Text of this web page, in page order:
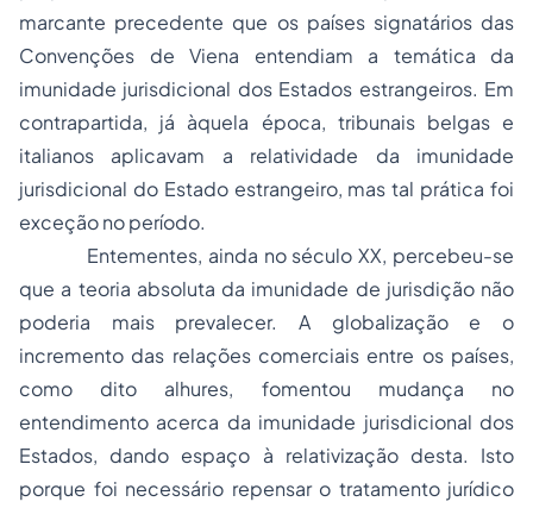
marcante precedente que os países signatários das
Convenções de Viena entendiam a temática da
imunidade jurisdicional dos Estados estrangeiros. Em
contrapartida, já àquela época, tribunais belgas e
italianos aplicavam a relatividade da imunidade
jurisdicional do Estado estrangeiro, mas tal prática foi
exceção no período.
Entementes, ainda no século XX, percebeu-se
que a teoria absoluta da imunidade de jurisdição não
poderia mais prevalecer. A globalização e o
incremento das relações comerciais entre os países,
como dito alhures, fomentou mudança no
entendimento acerca da imunidade jurisdicional dos
Estados, dando espaço à relativização desta. Isto
porque foi necessário repensar o tratamento jurídico